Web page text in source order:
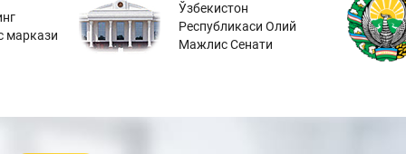
маркази
Ўзбекистон
Республикаси Олий
Мажлис Сенати